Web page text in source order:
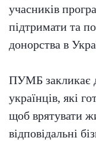
учасників
підтримати та
донорства в
ПУМБ закликає
українців, які
щоб врятувати
відповідальні